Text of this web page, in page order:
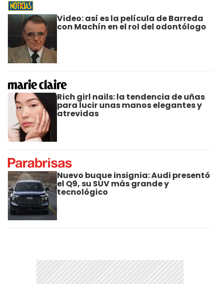
Video: así es la película de Barreda
con Machín en el rol del odontólogo
Rich girl nails: la tendencia de uñas
para lucir unas manos elegantes y
atrevidas
Nuevo buque insignia: Audi presentó
el Q9, su SUV más grande y
tecnológico